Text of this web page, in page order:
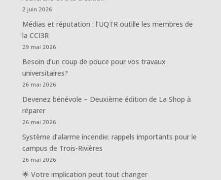
2 juin 2026
Médias et réputation : l’UQTR outille les membres de
la CCI3R
29 mai 2026
Besoin d’un coup de pouce pour vos travaux
universitaires?
26 mai 2026
Devenez bénévole – Deuxième édition de La Shop à
réparer
26 mai 2026
Système d’alarme incendie: rappels importants pour le
campus de Trois-Rivières
26 mai 2026
🌟 Votre implication peut tout changer